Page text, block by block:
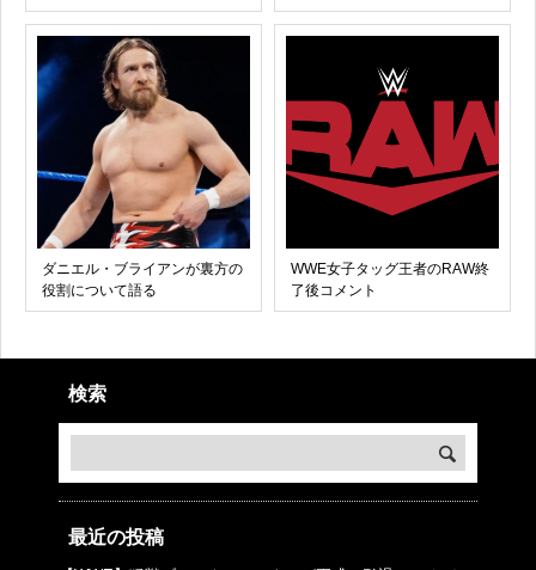
ダニエル・ブライアンが裏方の
役割について語る
WWE女子タッグ王者のRAW終
了後コメント
検索
最近の投稿